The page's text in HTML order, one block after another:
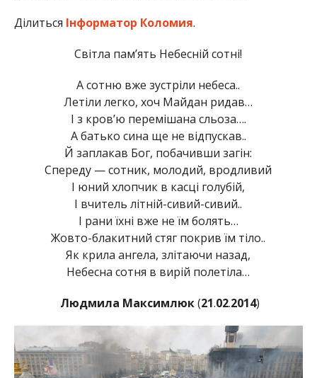
Ділиться Інформатор Коломия.
Світла пам’ять Небесній сотні!
А сотню вже зустріли небеса..
Летіли легко, хоч Майдан ридав…
І з кров’ю перемішана сльоза….
А батько сина ще не відпускав..
Й заплакав Бог, побачивши загін:
Спереду — сотник, молодий, вродливий
І юний хлопчик в касці голубій,
І вчитель літній-сивий-сивий..
І рани їхні вже не їм болять…
Жовто-блакитний стяг покрив їм тіло..
Як крила ангела, злітаючи назад,
Небесна сотня в вирій полетіла…
Людмила Максимлюк(21.02.2014)